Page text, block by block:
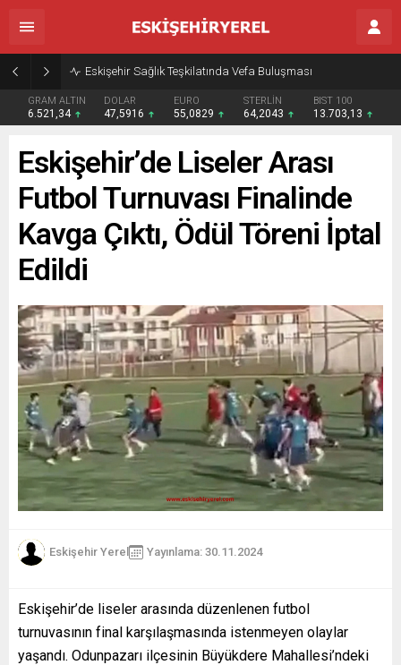
Eskişehir Sağlık Teşkilatında Vefa Buluşması
GRAM ALTIN
6.521,34
DOLAR
47,5916
EURO
55,0829
STERLİN
64,2043
BIST 100
13.703,13
Eskişehir’de Liseler Arası
Futbol Turnuvası Finalinde
Kavga Çıktı, Ödül Töreni İptal
Edildi
Eskişehir Yerel Yayınlama: 30.11.2024
Eskişehir’de liseler arasında düzenlenen futbol
turnuvasının final karşılaşmasında istenmeyen olaylar
yaşandı. Odunpazarı ilçesinin Büyükdere Mahallesi’ndeki